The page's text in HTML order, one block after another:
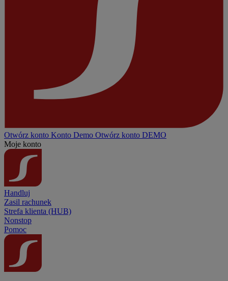
Otwórz konto Konto Demo Otwórz konto DEMO
Moje konto
Handluj
Zasil rachunek
Strefa klienta (HUB)
Nonstop
Pomoc